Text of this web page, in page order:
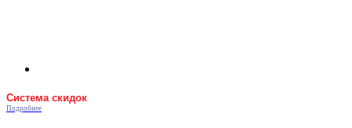
Система скидок
Подробнее